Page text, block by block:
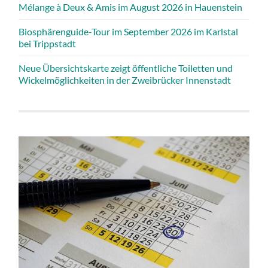
Mélange à Deux & Amis im August 2026 in Hauenstein
Biosphärenguide-Tour im September 2026 im Karlstal
bei Trippstadt
Neue Übersichtskarte zeigt öffentliche Toiletten und
Wickelmöglichkeiten in der Zweibrücker Innenstadt